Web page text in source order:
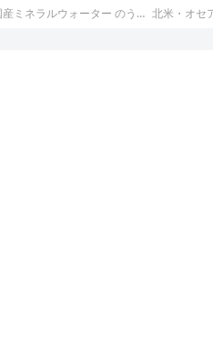
国産ミネラルウォーター のうち、 近畿・中国・四国地方のミネラルウォーター に関する情報です。